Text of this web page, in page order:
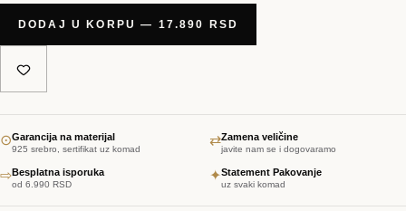
DODAJ U KORPU — 17.890 RSD
⊙Garancija na materijal
925 srebro, sertifikat uz komad
⇄Zamena veličine
javite nam se i dogovaramo
⇨Besplatna isporuka
od 6.990 RSD
✦Statement Pakovanje
uz svaki komad